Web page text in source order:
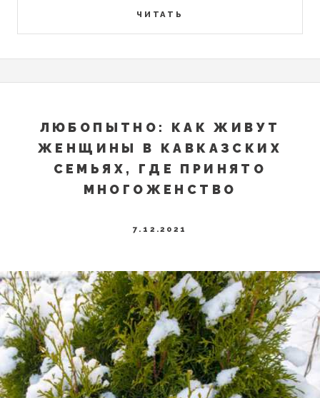
ЧИТАТЬ
ЛЮБОПЫТНО: КАК ЖИВУТ
ЖЕНЩИНЫ В КАВКАЗСКИХ
СЕМЬЯХ, ГДЕ ПРИНЯТО
МНОГОЖЕНСТВО
7.12.2021